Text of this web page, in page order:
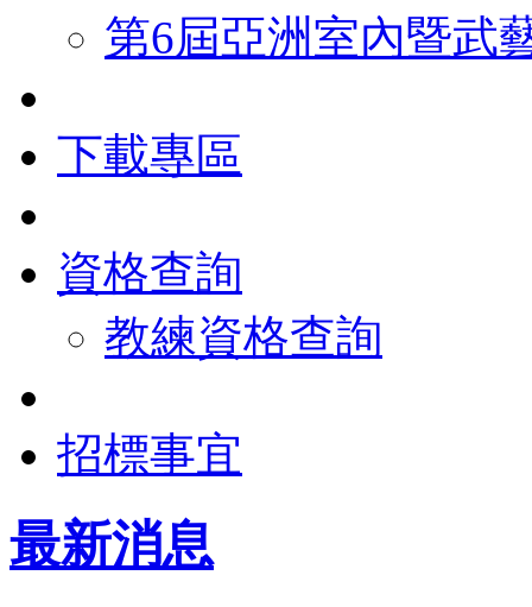
第6屆亞洲室內暨武
下載專區
資格查詢
教練資格查詢
招標事宜
最新消息